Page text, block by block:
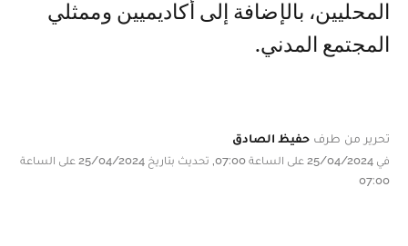
المحليين، بالإضافة إلى أكاديميين وممثلي
المجتمع المدني.
تحرير من طرف حفيظ الصادق
في 25/04/2024 على الساعة 07:00, تحديث بتاريخ 25/04/2024 على الساعة
07:00